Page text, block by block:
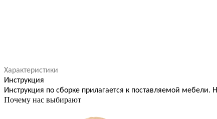
Характеристики
Инструкция
Инструкция по сборке прилагается к поставляемой
Почему нас выбирают